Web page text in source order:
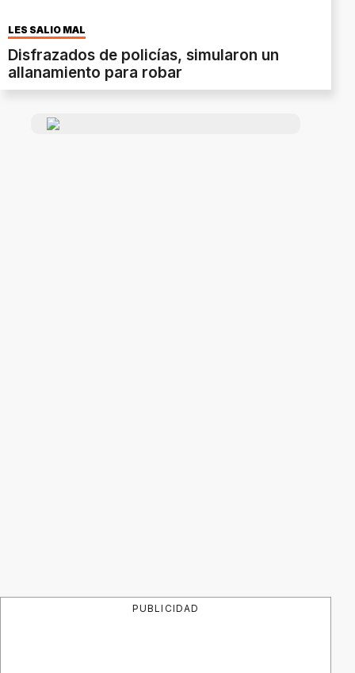
LES SALIÓ MAL
Disfrazados de policías, simularon un
allanamiento para robar
PUBLICIDAD